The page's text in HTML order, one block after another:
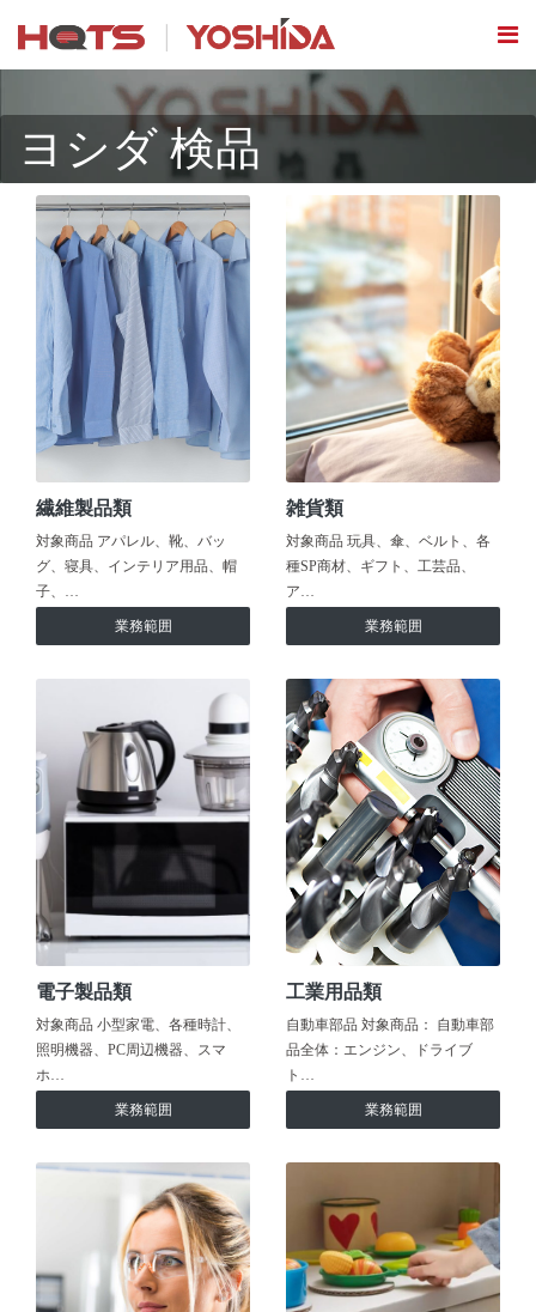
ヨシダ 検品
繊維製品類
対象商品 アパレル、靴、バッ
グ、寝具、インテリア用品、帽
子、…
業務範囲
雑貨類
対象商品 玩具、傘、ベルト、各
種SP商材、ギフト、工芸品、
ア…
業務範囲
電子製品類
対象商品 小型家電、各種時計、
照明機器、PC周辺機器、スマ
ホ…
業務範囲
工業用品類
自動車部品 対象商品： 自動車部
品全体：エンジン、ドライブ
ト…
業務範囲